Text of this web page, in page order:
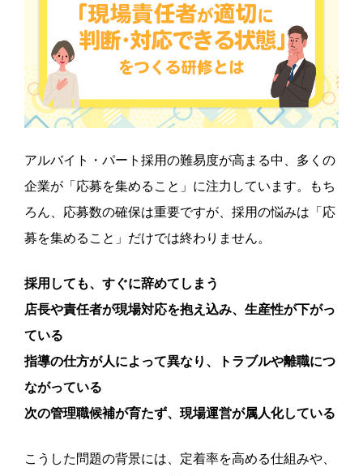
アルバイト・パート採用の難易度が高まる中、多くの
企業が「応募を集めること」に注力しています。もち
ろん、応募数の確保は重要ですが、採用の悩みは「応
募を集めること」だけでは終わりません。
採用しても、すぐに辞めてしまう
店長や責任者が現場対応を抱え込み、生産性が下がっ
ている
指導の仕方が人によって異なり、トラブルや離職につ
ながっている
次の管理職候補が育たず、現場運営が属人化している
こうした問題の背景には、定着率を高める仕組みや、